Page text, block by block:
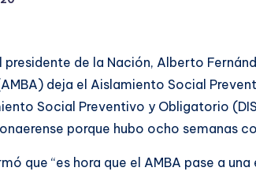
presidente de la Nación, Alberto
deja el Aislamiento Social
Social Preventivo y Obligatorio
porque hubo ocho semanas
que “es hora que el AMBA pase a